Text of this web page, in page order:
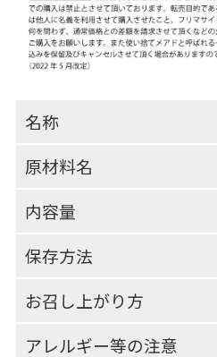
名称
原材料名
内容量
保存方法
お召し上がり方
アレルギー等の注意